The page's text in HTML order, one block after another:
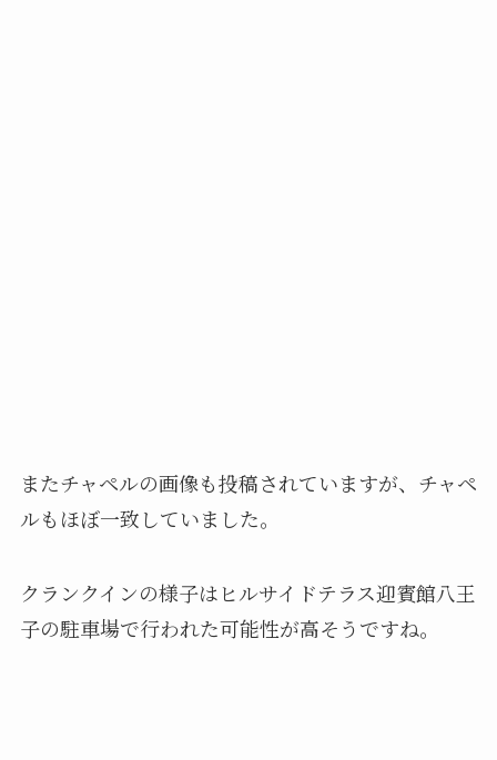
またチャペルの画像も投稿されていますが、チャペ
ルもほぼ一致していました。
クランクインの様子はヒルサイドテラス迎賓館八王
子の駐車場で行われた可能性が高そうですね。